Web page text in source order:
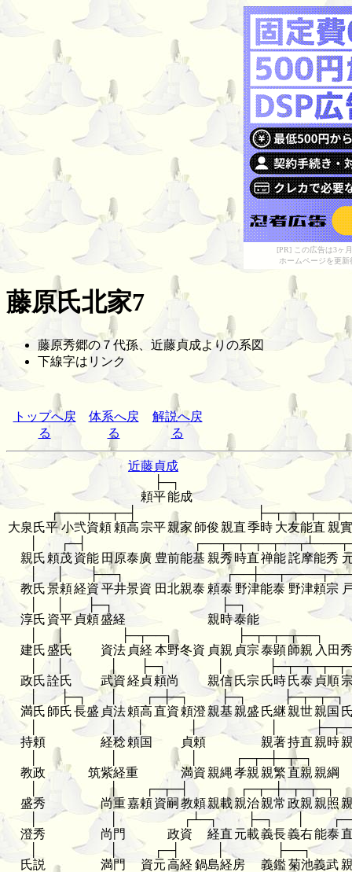
[PR] この広告は3ヶ
ホームページを更
藤原氏北家7
藤原秀郷の７代孫、近藤貞成よりの系図
下線字はリンク
トップへ戻
る
体系へ戻
る
解説へ戻
る
近藤貞成
├─┐
頼平能成
┌───┬──┬─┤
大泉氏平 小弐資頼 頼高 宗平親家 師俊 親直季時 大友能直 親實
┌─┤
親氏 頼茂資能 田原泰廣 豊前能基 親秀 時直禅能詫摩能秀
│ ├──┐
教氏景頼経資 平井景資 田北親泰 頼泰 野津能泰 野津頼宗
├─┐
├─┐
淳氏 資平 貞頼盛経 親時泰能
│ ├─┬──┐
├─┬─┬─┬──┐
建氏盛氏 資法 貞経 本野冬資 貞親 貞宗泰顕師親 入田
├─┐
政氏詮氏 武資経貞頼尚 親信氏宗氏時 氏泰 貞順
├─┐ ┌─┼─┐ ├─┐
├─┬─┬─┐
満氏 師氏長盛 貞法頼高直資 頼澄 親基 親盛 氏継 親世親国
│ │
持頼
経稔頼国 貞頼 親著持直 親時
┌─┬─┼─┬─┐
教政
筑紫経重 満資 親縄孝親 親繁直親 親綱
│ ┌─┬─┤
┌─┬─┼─┬─┬─┐
盛秀
尚重嘉頼資嗣 教頼親載親治親常 政親 親照
┌┴─┐ ├─┐
澄秀
尚門 政資 経直 元載義長義右能泰
┌─┤ │
├──┐
氏説
満門 資元高経 鍋島経房 義鑑菊池義武